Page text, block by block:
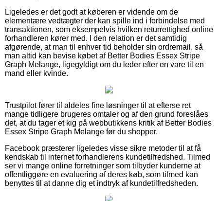
Ligeledes er det godt at køberen er vidende om de
elementære vedtægter der kan spille ind i forbindelse med
transaktionen, som eksempelvis hvilken returrettighed online
forhandleren kører med. I den relation er det samtidig
afgørende, at man til enhver tid beholder sin ordremail, så
man altid kan bevise købet af Better Bodies Essex Stripe
Graph Melange, ligegyldigt om du leder efter en vare til en
mand eller kvinde.
Trustpilot fører til aldeles fine løsninger til at efterse ret
mange tidligere brugeres omtaler og af den grund foreslåes
det, at du tager et kig på webbutikkens kritik af Better Bodies
Essex Stripe Graph Melange før du shopper.
Facebook præsterer ligeledes visse sikre metoder til at få
kendskab til internet forhandlerens kundetilfredshed. Tilmed
ser vi mange online forretninger som tilbyder kunderne at
offentliggøre en evaluering af deres køb, som tilmed kan
benyttes til at danne dig et indtryk af kundetilfredsheden.